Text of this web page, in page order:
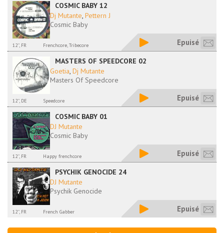
COSMIC BABY 12
Dj Mutante, Pettern J
Cosmic Baby
12'', FR Frenchcore, Tribecore Epuisé
MASTERS OF SPEEDCORE 02
Goetia, Dj Mutante
Masters Of Speedcore
12'', DE Speedcore Epuisé
COSMIC BABY 01
DJ Mutante
Cosmic Baby
12'', FR Happy frenchcore Epuisé
PSYCHIK GENOCIDE 24
DJ Mutante
Psychik Genocide
12'', FR French Gabber Epuisé